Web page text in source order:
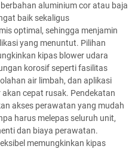
aluminium cor atau baja
baik sekaligus
optimal, sehingga menjamin
yang menuntut. Pilihan
kipas blower udara
korosif seperti fasilitas
air limbah, dan aplikasi
cepat rusak. Pendekatan
akses perawatan yang mudah
harus melepas seluruh unit,
dan biaya perawatan.
memungkinkan kipas